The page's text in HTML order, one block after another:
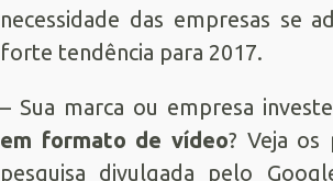
necessidade das empresas se
forte tendência para 2017.
– Sua marca ou empresa
em formato de vídeo? Veja os
pesquisa divulgada pelo